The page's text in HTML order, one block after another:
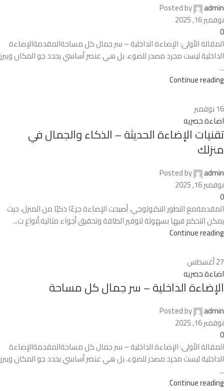
Posted by
admin
نوفمبر 16, 2025
0
المقالة الأولى: الإضاءة الداخلية – سر جمال كل مساحةالمقدمةالإضاءة
الداخلية ليست مجرد مصدر للضوء، بل هي عنصر أساسي يحدد جو المكان ويبرز
...
Continue reading
16 نوفمبر
اضاءة حصريه
تقنيات الإضاءة الحديثة – الذكاء والجمال في
منزلك
Posted by
admin
نوفمبر 16, 2025
0
المقدمةمع التطور التكنولوجي، أصبحت الإضاءة جزءًا ذكيًا من المنزل، حيث
يمكن التحكم فيها بسهولة لتوفير الطاقة وتحقيق أجواء مثالية.أنواع ت...
Continue reading
27أغسطس
اضاءة حصريه
الإضاءة الداخلية – سر جمال كل مساحة
Posted by
admin
نوفمبر 16, 2025
0
المقالة الأولى: الإضاءة الداخلية – سر جمال كل مساحةالمقدمةالإضاءة
الداخلية ليست مجرد مصدر للضوء، بل هي عنصر أساسي يحدد جو المكان ويبرز
...
Continue reading